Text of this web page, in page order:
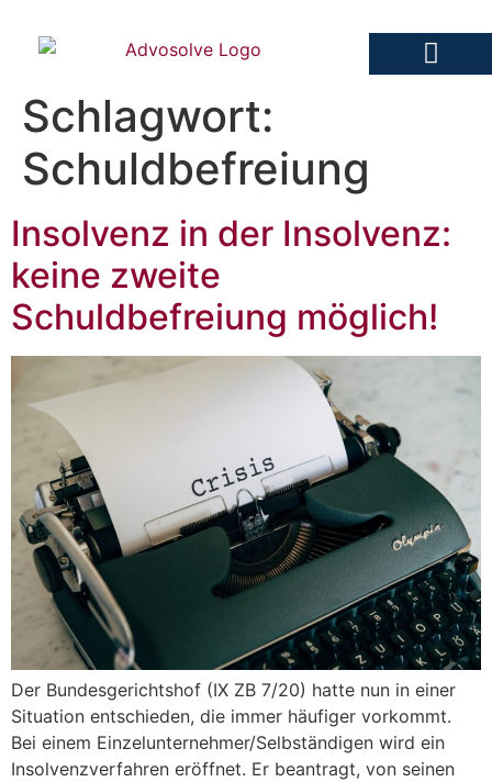
Schlagwort:
Schuldbefreiung
Insolvenz in der Insolvenz:
keine zweite
Schuldbefreiung möglich!
Der Bundesgerichtshof (IX ZB 7/20) hatte nun in einer
Situation entschieden, die immer häufiger vorkommt.
Bei einem Einzelunternehmer/Selbständigen wird ein
Insolvenzverfahren eröffnet. Er beantragt, von seinen